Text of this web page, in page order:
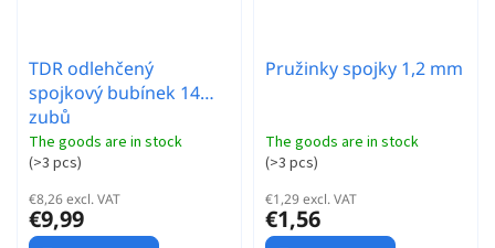
TDR odlehčený
spojkový bubínek 14
zubů
The goods are in stock
(>3 pcs)
€8,26 excl. VAT
€9,99
Pružinky spojky 1,2 mm
The goods are in stock
(>3 pcs)
€1,29 excl. VAT
€1,56